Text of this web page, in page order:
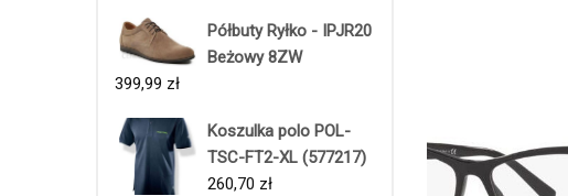
Półbuty Ryłko - IPJR20
Beżowy 8ZW
399,99 zł
Koszulka polo POL-
TSC-FT2-XL (577217)
260,70 zł